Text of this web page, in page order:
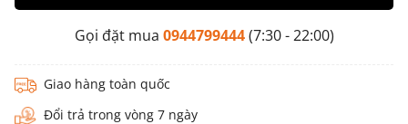
Gọi đặt mua 0944799444(7:30 - 22:00)
Giao hàng toàn quốc
Đổi trả trong vòng 7 ngày